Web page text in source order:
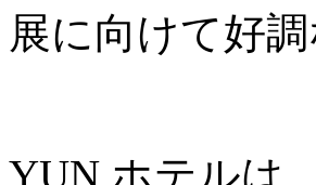
展に向けて好
YUN ホテルは